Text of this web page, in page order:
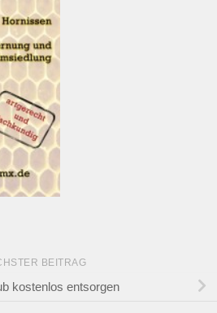
BEITRAG
kostenlos entsorgen